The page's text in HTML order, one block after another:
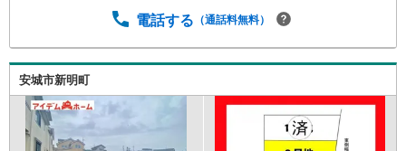
せください！■ご来店のメリット・ネット掲載以外の発売予
売状況や工事進捗状況の提供・豊富な物件情報の中からお
客様のご要望に合わせて物件をご紹介～*アイデムホームで
はお客様第一での営業を心掛けております*～是非お気軽に
お問い合わせくださいませ！
電話する （通話料無料）
安城市新明町